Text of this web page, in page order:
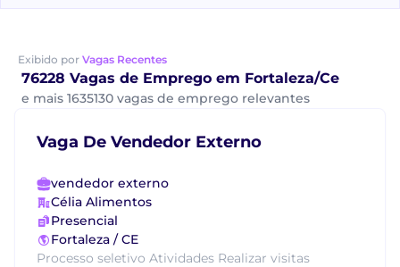
Exibido por Vagas Recentes
76228 Vagas de Emprego em Fortaleza/Ce
e mais 1635130 vagas de emprego relevantes
Vaga De Vendedor Externo
vendedor externo
Célia Alimentos
Presencial
Fortaleza / CE
Processo seletivo Atividades Realizar visitas